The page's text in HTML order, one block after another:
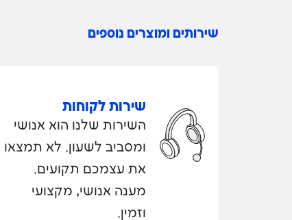
שירותים ומוצרים נוספים
שירות לקוחות
השירות שלנו הוא אנושי
ומסביב לשעון. לא תמצאו
את עצמכם תקועים.
מענה אנושי, מקצועי
וזמין.